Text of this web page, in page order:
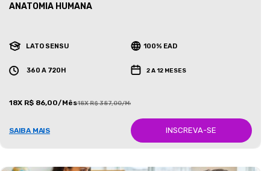
ANATOMIA HUMANA
LATO SENSU 100% EAD
360 A 720H 2 A 12 MESES
18X R$ 86,00/Mês18X R$ 387,00/Mês
SAIBA MAIS INSCREVA-SE